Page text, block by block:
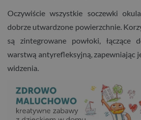
Oczywiście wszystkie soczewki
dobrze utwardzone powierzchnie.
są zintegrowane powłoki, łączące
warstwą antyrefleksyjną, zapewniając
widzenia.